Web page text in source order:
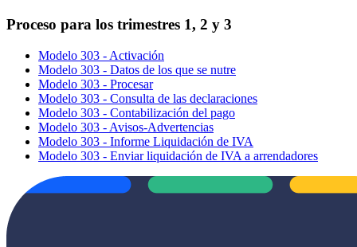
Proceso para los trimestres 1, 2 y 3
Modelo 303 - Activación
Modelo 303 - Datos de los que se nutre
Modelo 303 - Procesar
Modelo 303 - Consulta de las declaraciones
Modelo 303 - Contabilización del pago
Modelo 303 - Avisos-Advertencias
Modelo 303 - Informe Liquidación de IVA
Modelo 303 - Enviar liquidación de IVA a arrendadores